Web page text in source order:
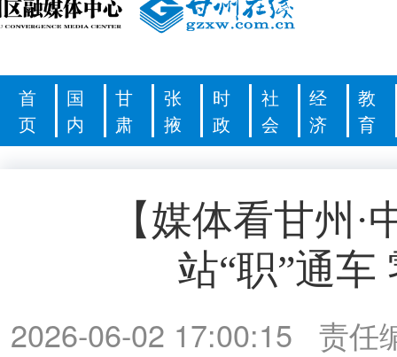
首
页
国
内
甘
肃
张
掖
时
政
社
会
经
济
教
育
【媒体看甘州
站“职”通车
2026-06-02 17:00:15
责任